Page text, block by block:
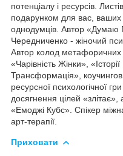
потенціалу і ресурсів.
подарунком для вас, ваших
однодумців. Автор «Думаю
Чередниченко - жіночий
Автор колод
«Чарівність Жінки»,
Трансформація»,
ресурсної психологічної
досягнення цілей «злітає»,
«Емоджі Кубс». Спікер
арт-терапії.
Приховати